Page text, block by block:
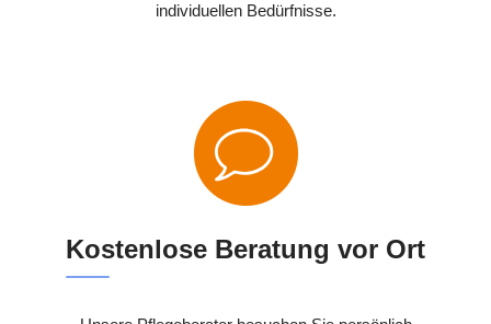
individuellen Bedürfnisse.
Kostenlose Beratung vor Ort